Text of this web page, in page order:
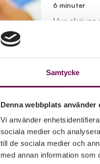
Samtycke
Denna webbplats använder
Vi använder
sociala medier och
till de sociala medier och
med annan information som
6 minuter
Hur skriver
råd du kan
Hur får